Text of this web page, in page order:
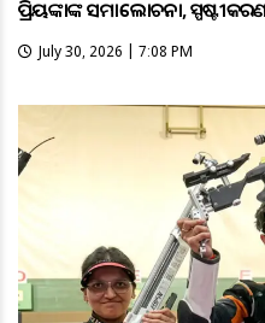
ପ୍ରିୟଙ୍କାଙ୍କ ସମାଲୋଚନା,
July 30, 2026 | 7:08 PM